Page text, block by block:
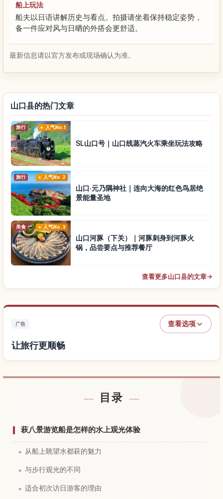
船上玩法
船夫以日语讲解历史与看点。拍摄请坐着保持稳定姿势，
备一件应对风与日晒的外搭会更舒适。
最新信息请以官方发布或现场确认为准。
山口县的热门文章
旅行 人气No.1
SL山口号｜山口线蒸汽火车乘坐玩法攻略
旅行 人气No.2
山口·元乃隅神社｜连向大海的红色鸟居绝
景能量圣地
美食 人气No.3
山口河豚（下关）｜河豚刺身到河豚火
锅，品尝要点与推荐餐厅
查看更多山口县的文章→
广告 查看选项
让旅行更顺畅
目录
萩八景游览船是怎样的水上观光体验
从船上眺望水都萩的魅力
与步行观光的不同
适合初次访日游客的理由